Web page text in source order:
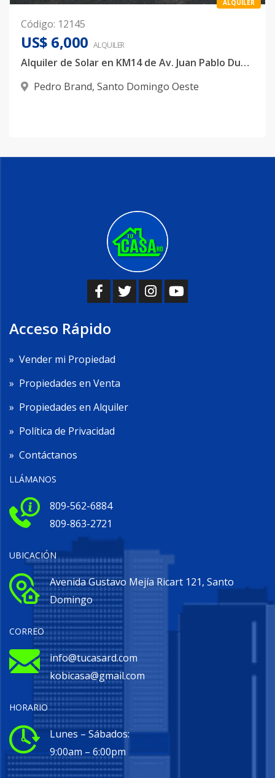
ALQUILER
Código: 12145
US$ 6,000 ALQUILER
Alquiler de Solar en KM14 de Av. Juan Pablo Duarte
Pedro Brand, Santo Domingo Oeste
Acceso Rápido
» Vender mi Propiedad
» Propiedades en Venta
» Propiedades en Alquiler
» Política de Privacidad
» Contáctanos
LLÁMANOS
809-562-6884
809-863-2721
UBICACIÓN
Avenida Gustavo Mejía Ricart 121, Santo
Domingo
CORREO
info@tucasard.com
kobicasa@gmail.com
HORARIO
Lunes – Sábados:
9:00am – 6:00pm